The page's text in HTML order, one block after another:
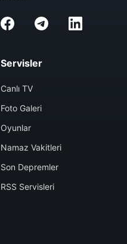
Servisler
Canlı TV
Foto Galeri
Oyunlar
Namaz Vakitleri
Son Depremler
RSS Servisleri